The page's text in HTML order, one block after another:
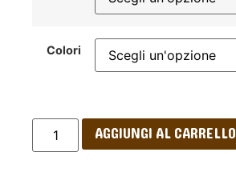
Colori
AGGIUNGI AL CARRELLO